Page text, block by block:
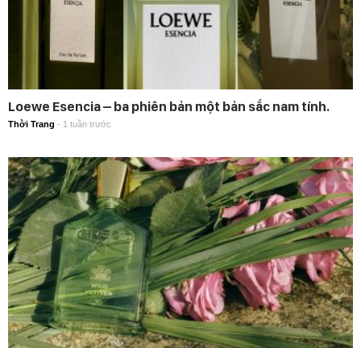
Loewe Esencia – ba phiên bản một bản sắc nam tính.
Thời Trang - 1 tuần trước